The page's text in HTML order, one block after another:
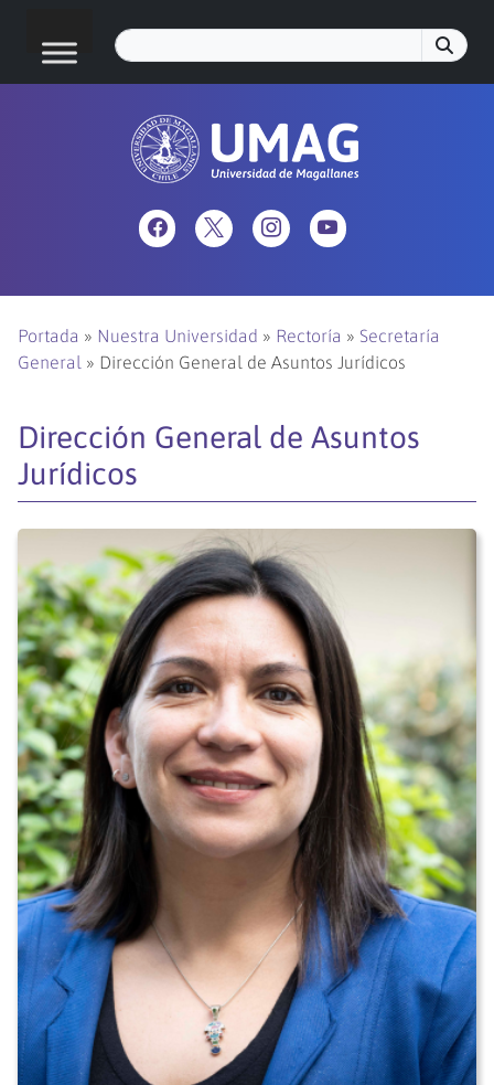
Portada » Nuestra Universidad » Rectoría » Secretaría
General » Dirección General de Asuntos Jurídicos
Dirección General de Asuntos
Jurídicos